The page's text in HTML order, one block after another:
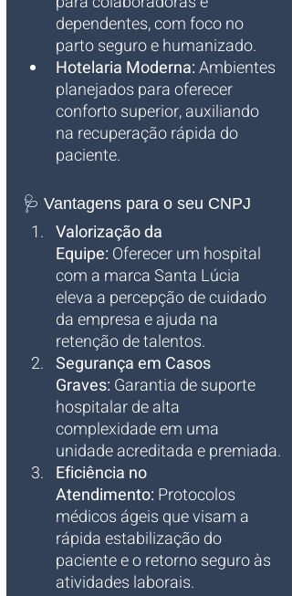
dependentes, com foco no
parto seguro e humanizado.
Hotelaria Moderna: Ambientes
planejados para oferecer
conforto superior, auxiliando
na recuperação rápida do
paciente.
🩺 Vantagens para o seu CNPJ
Valorização da
Equipe: Oferecer um hospital
com a marca Santa Lúcia
eleva a percepção de cuidado
da empresa e ajuda na
retenção de talentos.
Segurança em Casos
Graves: Garantia de suporte
hospitalar de alta
complexidade em uma
unidade acreditada e premiada.
Eficiência no
Atendimento: Protocolos
médicos ágeis que visam a
rápida estabilização do
paciente e o retorno seguro às
atividades laborais.